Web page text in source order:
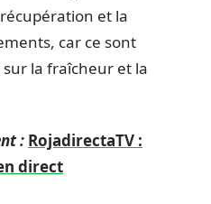
et la
car ce sont
la fraîcheur et la
: RojadirectaTV :
direct